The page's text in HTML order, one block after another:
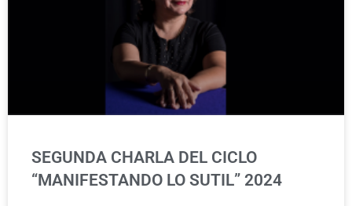
SEGUNDA CHARLA DEL CICLO
“MANIFESTANDO LO SUTIL” 2024